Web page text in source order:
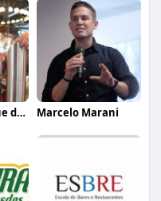
Carlos Henrique de Faria Vasconcelos Marcelo Marani